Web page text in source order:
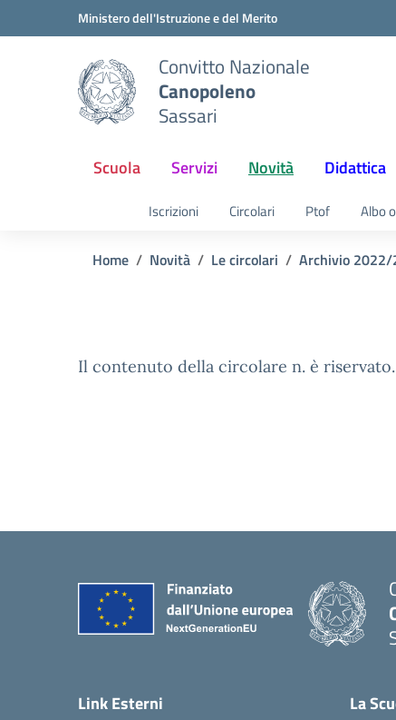
Vai ai contenuti
Vai al menu di navigazioneMinistero dell'Istruzione e del Merito
Convitto Nazionale
Canopoleno
Sassari
Scuola Servizi Novità Didattica
Iscrizioni Circolari Ptof Albo
Home Novità Le circolari Archivio 2022/
Il contenuto della circolare n. è riservato.
Link Esterni La